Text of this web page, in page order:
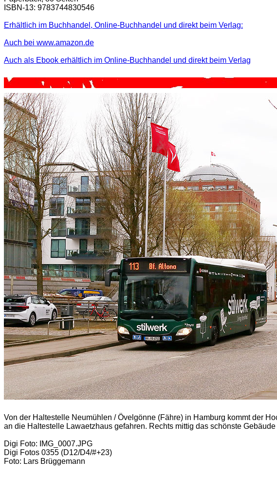
ISBN-13: 9783744830546
Erhältlich im Buchhandel, Online-Buchhandel und direkt beim Verlag:
Auch bei www.amazon.de
Auch als Ebook erhältlich im Online-Buchhandel und direkt beim Verlag
Von der Haltestelle Neumühlen / Övelgönne (Fähre) in Hamburg kommt der
an die Haltestelle Lawaetzhaus gefahren. Rechts mittig das schönste
Digi Foto: IMG_0007.JPG
Digi Fotos 0355 (D12/D4/#+23)
Foto: Lars Brüggemann